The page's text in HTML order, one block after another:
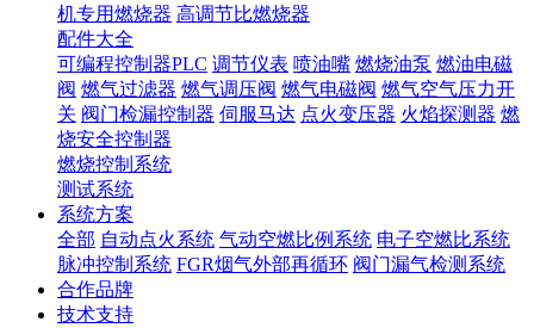
机专用燃烧器 高调节比燃烧器
配件大全
可编程控制器PLC 调节仪表 喷油嘴 燃烧油泵 燃油电磁
阀 燃气过滤器 燃气调压阀 燃气电磁阀 燃气空气压力开
关 阀门检漏控制器 伺服马达 点火变压器 火焰探测器 燃
烧安全控制器
燃烧控制系统
测试系统
系统方案
全部 自动点火系统 气动空燃比例系统 电子空燃比系统
脉冲控制系统 FGR烟气外部再循环 阀门漏气检测系统
合作品牌
技术支持